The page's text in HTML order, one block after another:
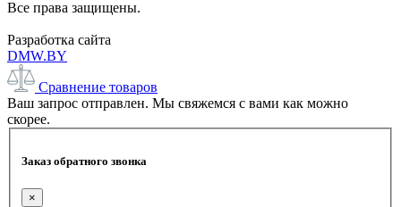
Все права защищены.
Разработка сайта
DMW.BY
Сравнение товаров
Ваш запрос отправлен. Мы свяжемся с вами как можно
скорее.
Заказ обратного звонка
×